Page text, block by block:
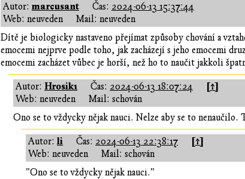
Autor:marcusant Čas: 2024-06-13 15:37:44
Web: neuveden
Mail: neuveden
Dítě je biologicky nastaveno přejímat způsoby chování a
emocemi nejprve podle toho, jak zacházejí s jeho emocemi
emocemi zacházet vůbec je horší, než ho to naučit jakkoli
Autor:Hrosik1 Čas: 2024-06-13 18:07:24 [↑]
Web: neuveden
Mail: schován
Ono se to vždycky nějak nauci. Nelze aby se to nenaučilo.
Autor:li Čas: 2024-06-13 22:38:17 [↑]
Web: neuveden
Mail: schován
"Ono se to vždycky nějak nauci."